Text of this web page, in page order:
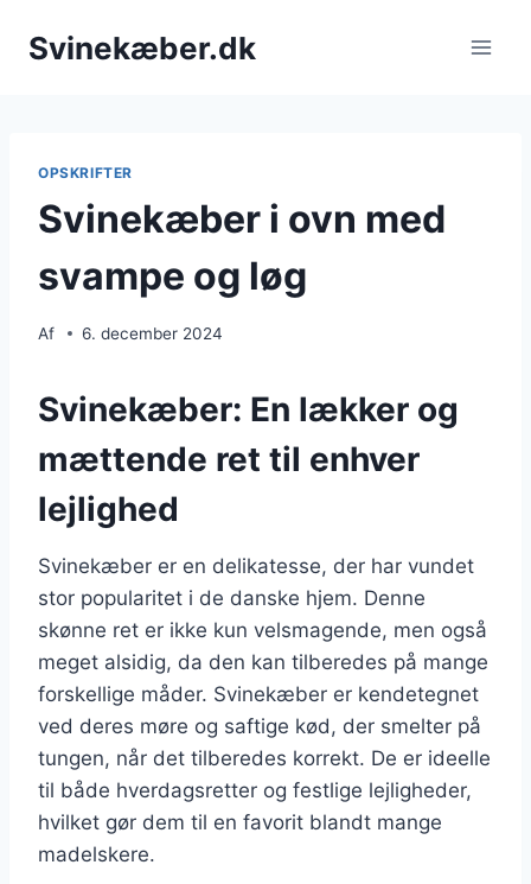
Svinekæber.dk
OPSKRIFTER
Svinekæber i ovn med
svampe og løg
Af 6. december 2024
Svinekæber: En lækker og
mættende ret til enhver
lejlighed
Svinekæber er en delikatesse, der har vundet
stor popularitet i de danske hjem. Denne
skønne ret er ikke kun velsmagende, men også
meget alsidig, da den kan tilberedes på mange
forskellige måder. Svinekæber er kendetegnet
ved deres møre og saftige kød, der smelter på
tungen, når det tilberedes korrekt. De er ideelle
til både hverdagsretter og festlige lejligheder,
hvilket gør dem til en favorit blandt mange
madelskere.